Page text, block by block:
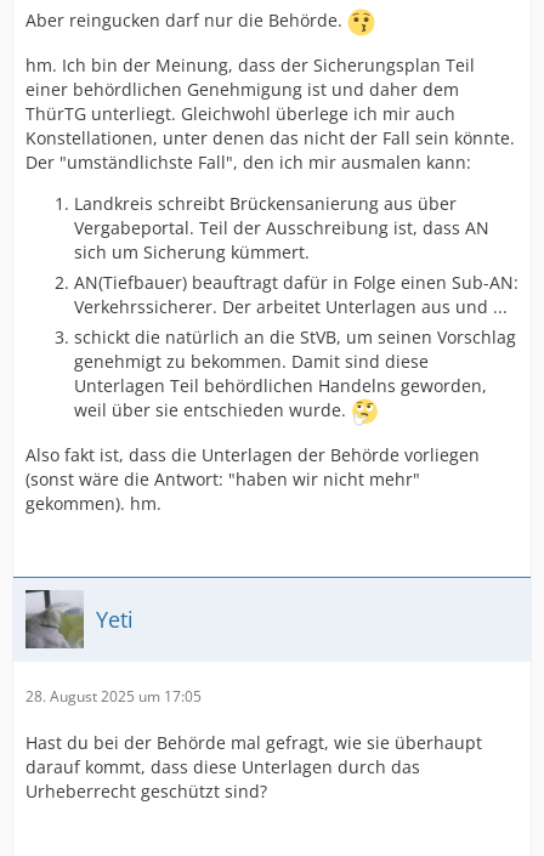
Aber reingucken darf nur die Behörde.
hm. Ich bin der Meinung, dass der Sicherungsplan Teil
einer behördlichen Genehmigung ist und daher dem
ThürTG unterliegt. Gleichwohl überlege ich mir auch
Konstellationen, unter denen das nicht der Fall sein könnte.
Der "umständlichste Fall", den ich mir ausmalen kann:
Landkreis schreibt Brückensanierung aus über
Vergabeportal. Teil der Ausschreibung ist, dass AN
sich um Sicherung kümmert.
AN(Tiefbauer) beauftragt dafür in Folge einen Sub-AN:
Verkehrssicherer. Der arbeitet Unterlagen aus und ...
schickt die natürlich an die StVB, um seinen Vorschlag
genehmigt zu bekommen. Damit sind diese
Unterlagen Teil behördlichen Handelns geworden,
weil über sie entschieden wurde.
Also fakt ist, dass die Unterlagen der Behörde vorliegen
(sonst wäre die Antwort: "haben wir nicht mehr"
gekommen). hm.
Yeti
28. August 2025 um 17:05
Hast du bei der Behörde mal gefragt, wie sie überhaupt
darauf kommt, dass diese Unterlagen durch das
Urheberrecht geschützt sind?